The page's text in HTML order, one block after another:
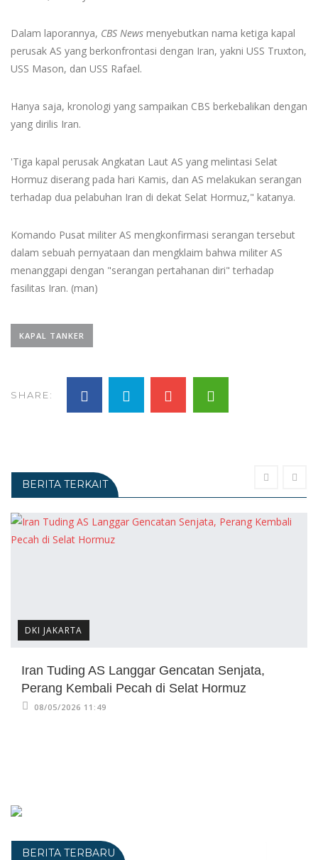
Dalam laporannya, CBS News menyebutkan nama ketiga kapal
perusak AS yang berkonfrontasi dengan Iran, yakni USS Truxton,
USS Mason, dan USS Rafael.
Hanya saja, kronologi yang sampaikan CBS berkebalikan dengan
yang dirilis Iran.
'Tiga kapal perusak Angkatan Laut AS yang melintasi Selat
Hormuz diserang pada hari Kamis, dan AS melakukan serangan
terhadap dua pelabuhan Iran di dekat Selat Hormuz," katanya.
Komando Pusat militer AS mengkonfirmasi serangan tersebut
dalam sebuah pernyataan dan mengklaim bahwa militer AS
menanggapi dengan "serangan pertahanan diri" terhadap
fasilitas Iran. (man)
KAPAL TANKER
SHARE:
BERITA TERKAIT
DKI JAKARTA
Iran Tuding AS Langgar Gencatan Senjata,
Perang Kembali Pecah di Selat Hormuz
08/05/2026 11:49
BERITA TERBARU